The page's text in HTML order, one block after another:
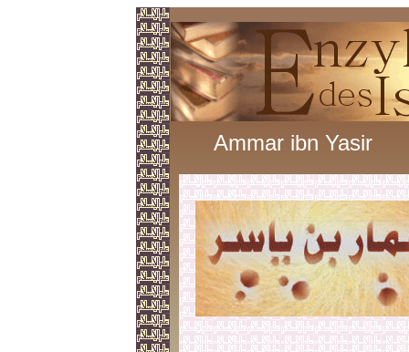
Ammar ibn Yasir